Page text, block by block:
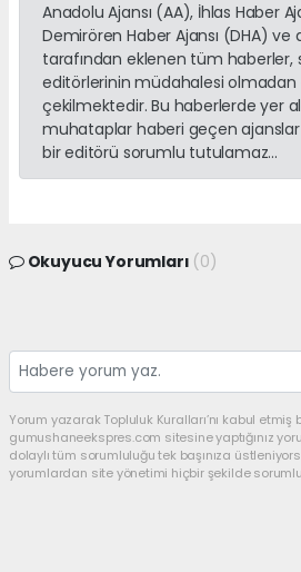
Anadolu Ajansı (AA), İhlas Haber
Demirören Haber Ajansı (DHA) ve
tarafından eklenen tüm haberler,
editörlerinin müdahalesi olmadan
çekilmektedir. Bu haberlerde yer
muhataplar haberi geçen
bir editörü sorumlu tutulamaz...
Okuyucu Yorumları (0)
Yorum yazarak Topluluk Kuralları’nı kabul etmiş
gumushaneekspres.com sitesine yaptığınız
dolaylı tüm sorumluluğu tek başınıza
yorumlardan site yönetimi hiçbir şekilde